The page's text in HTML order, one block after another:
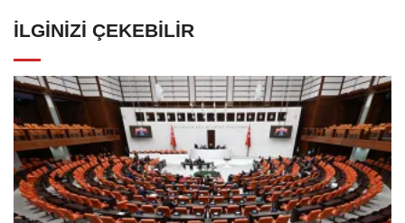
İLGINIZI ÇEKEBILIR